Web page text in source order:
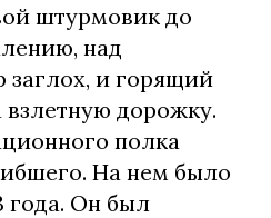
штурмовик до
над
и горящий
дорожку.
полка
На нем было
года. Он был